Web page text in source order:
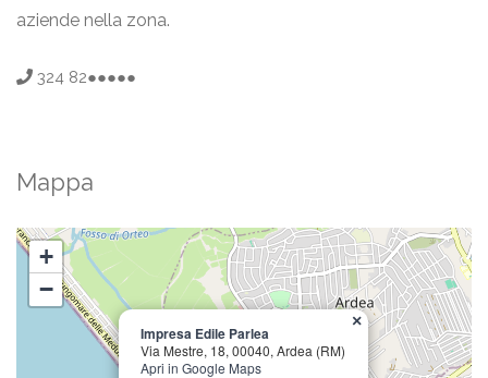
aziende nella zona.
324 82●●●●●
Mappa
Impresa Edile Parlea
Via Mestre, 18, 00040, Ardea (RM)
Apri in Google Maps
×
+
−